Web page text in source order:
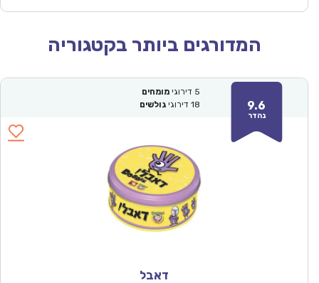
המדורגים ביותר בקטגוריה
9.6
נהדר
5 דירוגי מומחים
18 דירוגי גולשים
דאבל